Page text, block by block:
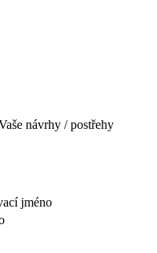
návrhy / postřehy
jméno